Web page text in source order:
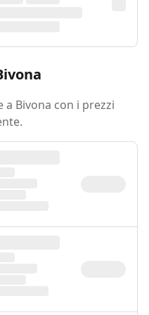
a Bivona con i prezzi